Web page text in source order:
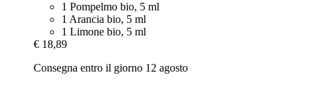
1 Pompelmo bio, 5 ml
1 Arancia bio, 5 ml
1 Limone bio, 5 ml
€ 18,89
Consegna entro il giorno 12 agosto